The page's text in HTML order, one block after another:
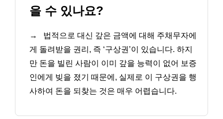
을 수 있나요?
→
법적으로 대신 갚은 금액에 대해 주채무자에
게 돌려받을 권리, 즉 ‘구상권’이 있습니다. 하지
만 돈을 빌린 사람이 이미 갚을 능력이 없어 보증
인에게 빚을 졌기 때문에, 실제로 이 구상권을 행
사하여 돈을 되찾는 것은 매우 어렵습니다.